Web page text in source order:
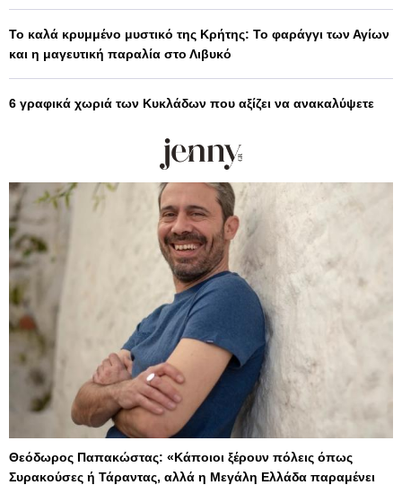
Το καλά κρυμμένο μυστικό της Κρήτης: Το φαράγγι των Αγίων
και η μαγευτική παραλία στο Λιβυκό
6 γραφικά χωριά των Κυκλάδων που αξίζει να ανακαλύψετε
Θεόδωρος Παπακώστας: «Κάποιοι ξέρουν πόλεις όπως
Συρακούσες ή Τάραντας, αλλά η Μεγάλη Ελλάδα παραμένει